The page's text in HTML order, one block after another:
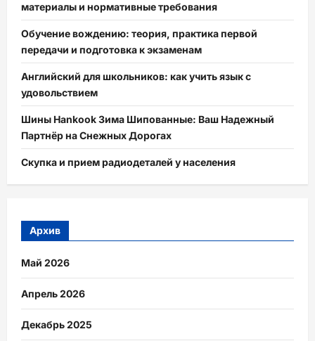
материалы и нормативные требования
Обучение вождению: теория, практика первой
передачи и подготовка к экзаменам
Английский для школьников: как учить язык с
удовольствием
Шины Hankook Зима Шипованные: Ваш Надежный
Партнёр на Снежных Дорогах
Скупка и прием радиодеталей у населения
Архив
Май 2026
Апрель 2026
Декабрь 2025